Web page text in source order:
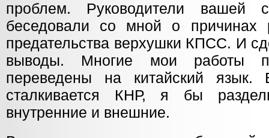
проблем. Руководители вашей
беседовали со мной о
предательства верхушки КПСС. И
выводы. Многие мои работы
переведены на китайский
сталкивается КНР, я бы
внутренние и внешние.